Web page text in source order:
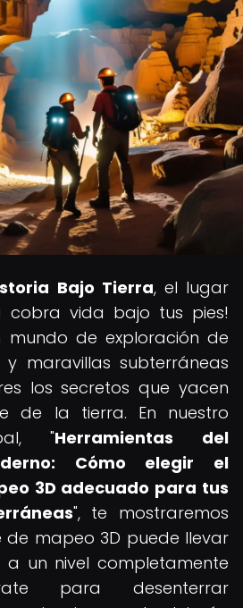
Bajo Tierra, el lugar
cobra vida bajo tus pies!
mundo de exploración de
y maravillas subterráneas
los secretos que yacen
de la tierra. En nuestro
"Herramientas del
Cómo elegir el
3D adecuado para tus
", te mostraremos
mapeo 3D puede llevar
a un nivel completamente
para desenterrar